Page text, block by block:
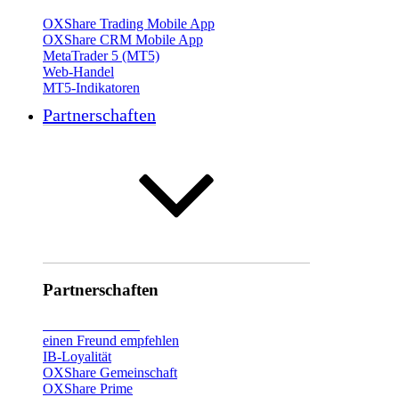
OXShare Trading Mobile App
OXShare CRM Mobile App
MetaTrader 5 (MT5)
Web-Handel
MT5-Indikatoren
Partnerschaften
Partnerschaften
einen Freund empfehlen
IB-Loyalität
OXShare Gemeinschaft
OXShare Prime